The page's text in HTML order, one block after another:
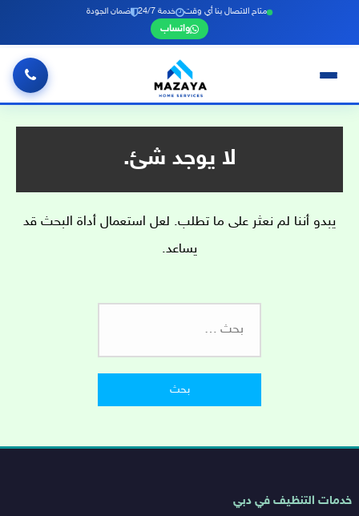
متاح الاتصال بنا أي وقت خدمة 24/7 ضمان الجودة
واتساب
لا يوجد شئ.
يبدو أننا لم نعثر على ما تطلب. لعل استعمال أداة البحث قد
يساعد.
روابط
خدمات التنظيف في دبي